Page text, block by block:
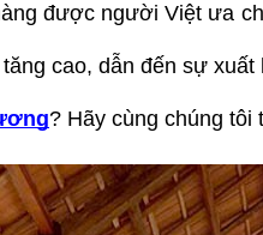
được người Việt ưa
cao, dẫn đến sự
? Hãy cùng chúng tôi